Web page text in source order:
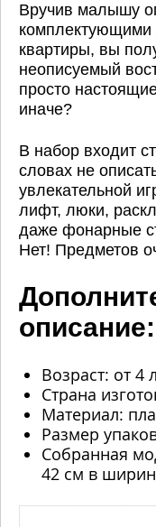
Вручив малышу
комплектующими
квартиры, вы
неописуемый
просто
иначе?
В набор входит
словах не
увлекательной
лифт, люки,
даже фонарные
Нет! Предметов
описание:
Возраст: от 4
Страна
Материал:
Размер
Собранная
42 см в